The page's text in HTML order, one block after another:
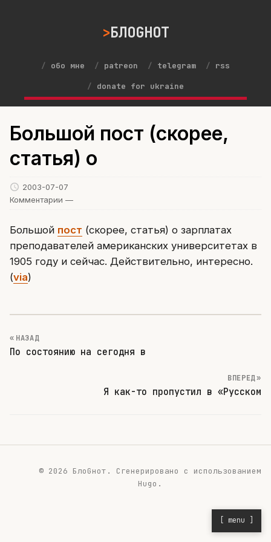
БЛОGНОТ
обо мне patreon telegram
rss
donate for ukraine
Большой пост (скорее,
статья) о
2003-07-07
Комментарии —
Большой пост (скорее, статья) о зарплатах
преподавателей американских университетах в
1905 году и сейчас. Действительно, интересно.
(via)
« НАЗАД
По состоянию на сегодня в
ВПЕРЕД »
Я как-то пропустил в «Русском
[ menu ]
© 2026 БлоGнот. Сгенерировано с использованием
Hugo .